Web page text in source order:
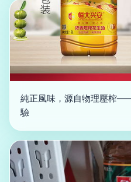
純正風味，源自物理壓榨
驗